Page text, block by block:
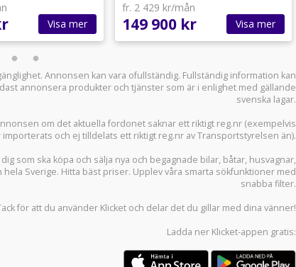
Visa mer
fr. 2 429 kr/mån
149 900 kr Visa mer
Annonsen kan vara ofullständig. Fullständig information kan
annonsera produkter och tjänster som är i enlighet med gällande
svenska lagar.
om det aktuella fordonet saknar ett riktigt reg.nr (exempelvis
och ej tilldelats ett riktigt reg.nr av Transportstyrelsen än).
som ska köpa och sälja nya och begagnade bilar, båtar, husvagnar,
Sverige. Hitta bäst priser. Upplev våra smarta sökfunktioner med
snabba filter.
för att du använder Klicket och delar det du gillar med dina vänner!
Ladda ner Klicket-appen gratis: